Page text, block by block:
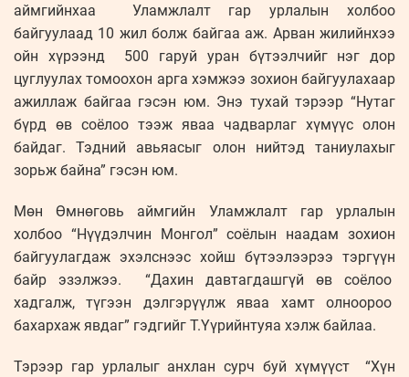
аймгийнхаа Уламжлалт гар урлалын холбоо
байгуулаад 10 жил болж байгаа аж. Арван жилийнхээ
ойн хүрээнд 500 гаруй уран бүтээлчийг нэг дор
цуглуулах томоохон арга хэмжээ зохион байгуулахаар
ажиллаж байгаа гэсэн юм. Энэ тухай тэрээр “Нутаг
бүрд өв соёлоо тээж яваа чадварлаг хүмүүс олон
байдаг. Тэдний авьяасыг олон нийтэд таниулахыг
зорьж байна” гэсэн юм.
Мөн Өмнөговь аймгийн Уламжлалт гар урлалын
холбоо “Нүүдэлчин Монгол” соёлын наадам зохион
байгуулагдаж эхэлснээс хойш бүтээлээрээ тэргүүн
байр эзэлжээ. “Дахин давтагдашгүй өв соёлоо
хадгалж, түгээн дэлгэрүүлж яваа хамт олноороо
бахархаж явдаг” гэдгийг Т.Үүрийнтуяа хэлж байлаа.
Тэрээр гар урлалыг анхлан сурч буй хүмүүст “Хүн